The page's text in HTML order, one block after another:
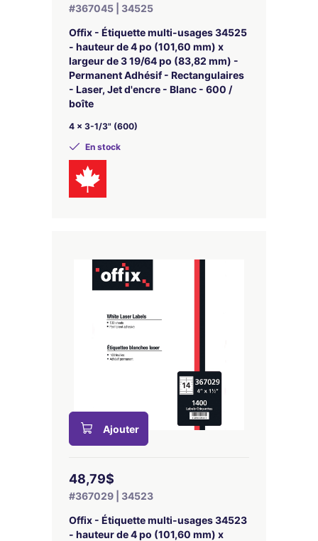
#367045 | 34525
Offix - Étiquette multi-usages 34525
- hauteur de 4 po (101,60 mm) x
largeur de 3 19/64 po (83,82 mm) -
Permanent Adhésif - Rectangulaires
- Laser, Jet d'encre - Blanc - 600 /
boîte
4 x 3-1/3" (600)
En stock
Ajouter
48,79$
#367029 | 34523
Offix - Étiquette multi-usages 34523
- hauteur de 4 po (101,60 mm) x